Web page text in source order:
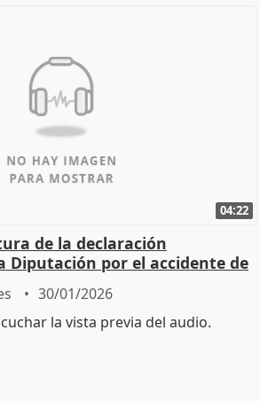
04:22
de la declaración
Diputación por el accidente de
30/01/2026